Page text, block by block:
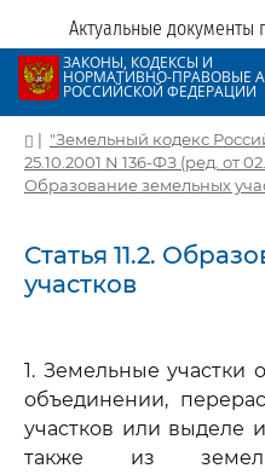
Актуальные документы
ЗАКОНЫ, КОДЕКСЫ И
НОРМАТИВНО-ПРАВОВЫЕ
РОССИЙСКОЙ ФЕДЕРАЦИИ
| "Земельный кодекс
25.10.2001 N 136-ФЗ (ред. от
Образование земельных
Статья 11.2.
участков
1. Земельные участки
объединении,
участков или выделе
также из